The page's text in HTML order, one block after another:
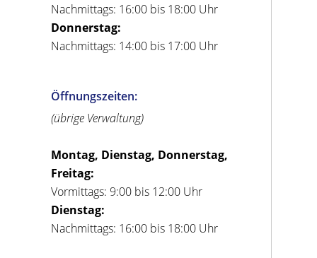
Nachmittags: 16:00 bis 18:00 Uhr
Donnerstag:
Nachmittags: 14:00 bis 17:00 Uhr
Öffnungszeiten:
(übrige Verwaltung)
Montag, Dienstag, Donnerstag,
Freitag:
Vormittags: 9:00 bis 12:00 Uhr
Dienstag:
Nachmittags: 16:00 bis 18:00 Uhr